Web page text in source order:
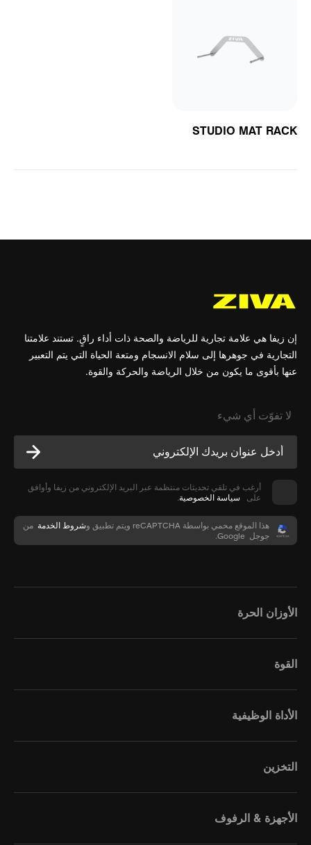
STUDIO MAT RACK
إن زيفا هي علامة تجارية للرياضة والصحة ذات أداء راقٍ. تستند علامتنا
التجارية في جوهرها إلى سلام الانسجام ومتعة الحياة التي يتم التعبير
عنها بأقوى ما يكون من خلال الرياضة والحركة والقوة.
لا تفوّت أي شيء
أرغب في تلقي تحديثات منتظمة عبر البريد الإلكتروني من زيفا وأوافق
على
سياسة الخصوصية.
هذا الموقع محمي بواسطة reCAPTCHA ويتم تطبيق وشروط الخدمة من
جوجل Google.
الأوزان الحرة
القوة
الأداة الوظيفية
التخزين
الأجهزة & الرفوف